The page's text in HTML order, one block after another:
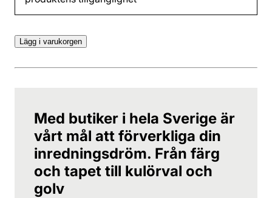
Lägg i varukorgen
Med butiker i hela Sverige är
vårt mål att förverkliga din
inredningsdröm. Från färg
och tapet till kulörval och
golv